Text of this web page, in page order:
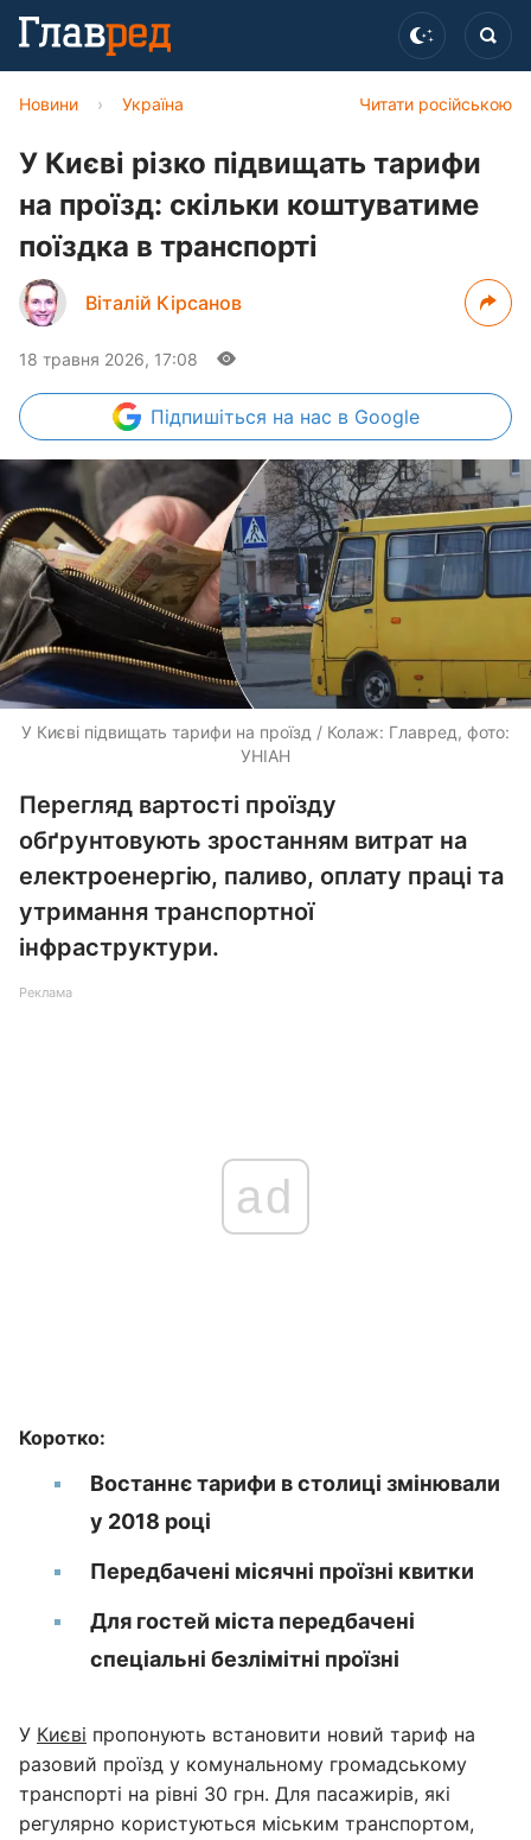
Читати російською
Новини › Україна
У Києві різко підвищать тарифи
на проїзд: скільки коштуватиме
поїздка в транспорті
Віталій Кірсанов
18 травня 2026, 17:08
Підпишіться на нас в Google
У Києві підвищать тарифи на проїзд / Колаж: Главред, фото:
УНІАН
Перегляд вартості проїзду
обґрунтовують зростанням витрат на
електроенергію, паливо, оплату праці та
утримання транспортної
інфраструктури.
Реклама
ad
Коротко:
Востаннє тарифи в столиці змінювали
у 2018 році
Передбачені місячні проїзні квитки
Для гостей міста передбачені
спеціальні безлімітні проїзні
У Києві пропонують встановити новий тариф на
разовий проїзд у комунальному громадському
транспорті на рівні 30 грн. Для пасажирів, які
регулярно користуються міським транспортом,